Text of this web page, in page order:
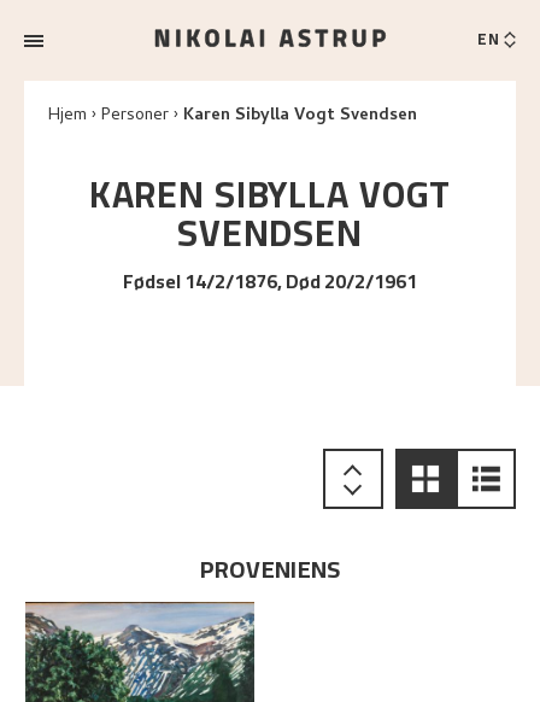
EN
Hjem Personer Karen Sibylla Vogt Svendsen
KAREN SIBYLLAVOGT
SVENDSEN
Fødsel 14/2/1876, Død 20/2/1961
PROVENIENS